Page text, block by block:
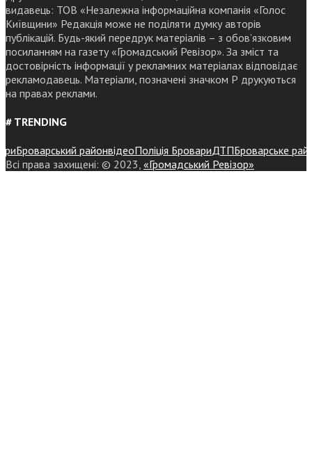
видавець: ТОВ «Незалежна інформаційна компанія «Голос
Київщини» Редакція може не поділяти думку авторів
публікацій. Будь-який передрук матеріалів – з обов’язковим
посиланням на газету «Громадський Ревізор». За зміст та
достовірність інформації у рекламних матеріалах відповідає
рекламодавець. Матеріали, позначені значком Р друкуються
на правах реклами.
# TRENDING
Броварський районвідеоПоліція БровариДТПБроварське
Всі права захищені: © 2023, «Громадський Ревізор»